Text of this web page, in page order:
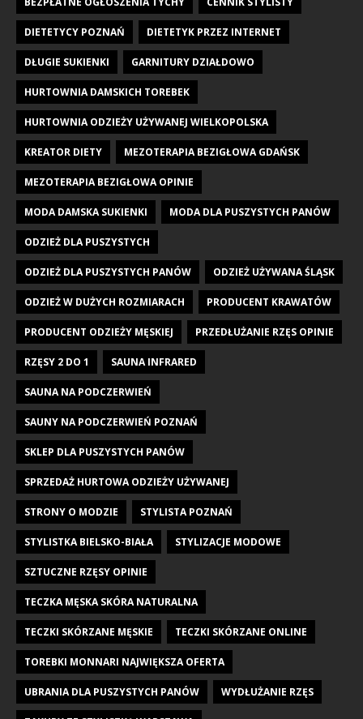
DIETETYCY POZNAŃ DIETETYK PRZEZ INTERNET
DŁUGIE SUKIENKI GARNITURY DZIAŁDOWO
HURTOWNIA DAMSKICH TOREBEK
HURTOWNIA ODZIEŻY UŻYWANEJ WIELKOPOLSKA
KREATOR DIETY MEZOTERAPIA BEZIGŁOWA GDAŃSK
MEZOTERAPIA BEZIGŁOWA OPINIE
MODA DAMSKA SUKIENKI MODA DLA PUSZYSTYCH PANÓW
ODZIEŻ DLA PUSZYSTYCH
ODZIEŻ DLA PUSZYSTYCH PANÓW ODZIEŻ UŻYWANA ŚLĄSK
ODZIEŻ W DUŻYCH ROZMIARACH PRODUCENT KRAWATÓW
PRODUCENT ODZIEŻY MĘSKIEJ PRZEDŁUŻANIE RZĘS OPINIE
RZĘSY 2 DO 1 SAUNA INFRARED
SAUNA NA PODCZERWIEŃ
SAUNY NA PODCZERWIEŃ POZNAŃ
SKLEP DLA PUSZYSTYCH PANÓW
SPRZEDAŻ HURTOWA ODZIEŻY UŻYWANEJ
STRONY O MODZIE STYLISTA POZNAŃ
STYLISTKA BIELSKO-BIAŁA STYLIZACJE MODOWE
SZTUCZNE RZĘSY OPINIE
TECZKA MĘSKA SKÓRA NATURALNA
TECZKI SKÓRZANE MĘSKIE TECZKI SKÓRZANE ONLINE
TOREBKI MONNARI NAJWIĘKSZA OFERTA
UBRANIA DLA PUSZYSTYCH PANÓW WYDŁUŻANIE RZĘS